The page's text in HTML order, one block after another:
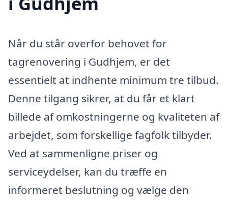
Når du står overfor behovet for
tagrenovering i Gudhjem, er det
essentielt at indhente minimum tre tilbud.
Denne tilgang sikrer, at du får et klart
billede af omkostningerne og kvaliteten af
arbejdet, som forskellige fagfolk tilbyder.
Ved at sammenligne priser og
serviceydelser, kan du træffe en
informeret beslutning og vælge den